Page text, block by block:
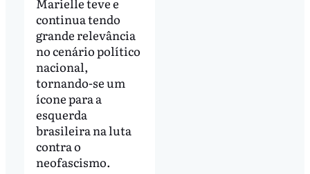
continua tendo
grande relevância
no cenário político
nacional,
tornando-se um
ícone para a
esquerda
brasileira na luta
contra o
neofascismo.